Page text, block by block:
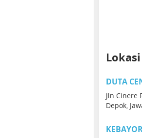
DUTA
Jln.Cinere
Depok,